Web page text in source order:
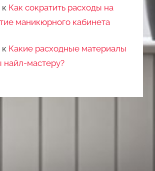
к Как сократить расходы на
маникюрного кабинета
к Какие расходные материалы
найл-мастеру?